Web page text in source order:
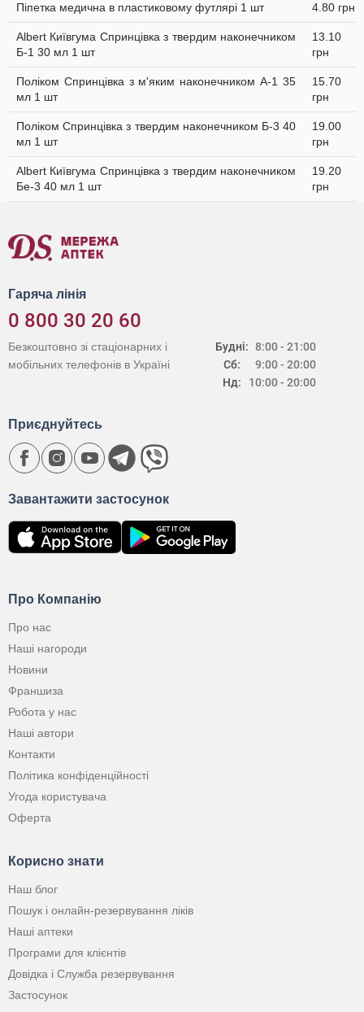
Піпетка медична в пластиковому футлярі 1 шт 4.80 грн
Albert Київгума Спринцівка з твердим наконечником
Б-1 30 мл 1 шт
13.10
грн
Поліком Спринцівка з м'яким наконечником А-1 35
мл 1 шт
15.70
грн
Поліком Спринцівка з твердим наконечником Б-3 40
мл 1 шт
19.00
грн
Albert Київгума Спринцівка з твердим наконечником
Бе-3 40 мл 1 шт
19.20
грн
Гаряча лінія
0 800 30 20 60
Будні:
Сб:
Нд:
8:00 - 21:00
9:00 - 20:00
10:00 - 20:00
Безкоштовно зі стаціонарних і
мобільних телефонів в Україні
Про Компанію
Про нас
Наші нагороди
Новини
Франшиза
Робота у нас
Наші автори
Контакти
Політика конфіденційності
Угода користувача
Оферта
Корисно знати
Наш блог
Пошук і онлайн-резервування ліків
Наші аптеки
Програми для клієнтів
Довідка і Служба резервування
Застосунок
Завантажити застосунок
Приєднуйтесь